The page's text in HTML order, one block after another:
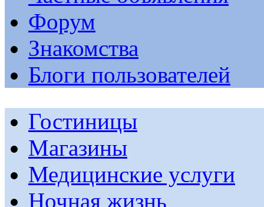
Форум
Знакомства
Блоги пользователей
Гостиницы
Магазины
Медицинские услуги
Ночная жизнь